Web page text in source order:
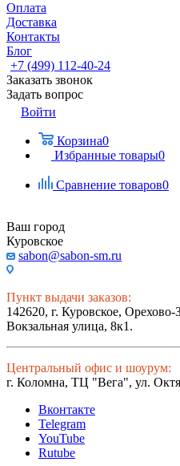
Оплата
Доставка
Контакты
Блог
+7 (499) 112-40-24
Заказать звонок
Задать вопрос
Войти
Корзина0
Избранные товары0
Сравнение товаров0
Ваш город
Куровское
sabon@sabon-sm.ru
Пункт выдачи заказов:
142620, г. Куровское, Орехово-
Вокзальная улица, 8к1.
Центральный офис и шоурум:
г. Коломна, ТЦ "Вега", ул.
Вконтакте
Telegram
YouTube
Rutube